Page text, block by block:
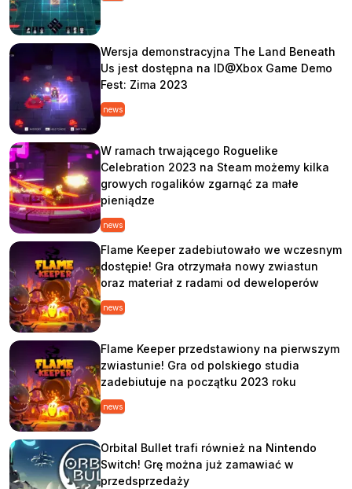
Wersja demonstracyjna The Land Beneath
Us jest dostępna na ID@Xbox Game Demo
Fest: Zima 2023
news
W ramach trwającego Roguelike
Celebration 2023 na Steam możemy kilka
growych rogalików zgarnąć za małe
pieniądze
news
Flame Keeper zadebiutowało we wczesnym
dostępie! Gra otrzymała nowy zwiastun
oraz materiał z radami od deweloperów
news
Flame Keeper przedstawiony na pierwszym
zwiastunie! Gra od polskiego studia
zadebiutuje na początku 2023 roku
news
Orbital Bullet trafi również na Nintendo
Switch! Grę można już zamawiać w
przedsprzedaży